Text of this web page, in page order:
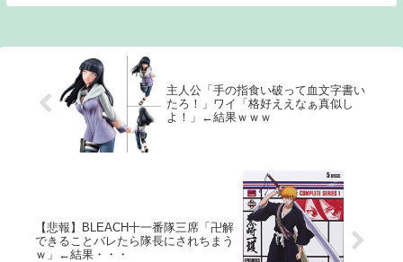
ラ、決まるwwwww
主人公「手の指食い破って血文字書い
たろ！」ワイ「格好ええなぁ真似し
よ！」←結果ｗｗｗ
【悲報】BLEACH十一番隊三席「卍解
できることバレたら隊長にされちまう
ｗ」←結果・・・